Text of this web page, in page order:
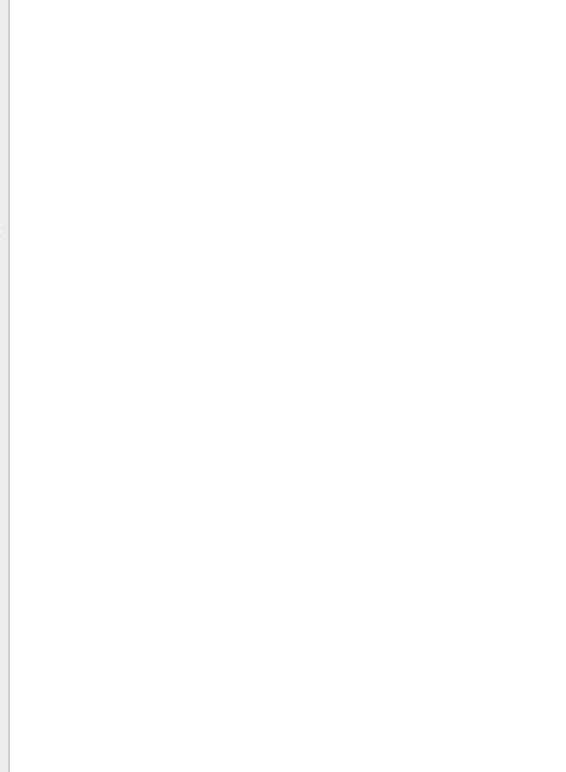
Please read http://www.mysql.com/doc/en/